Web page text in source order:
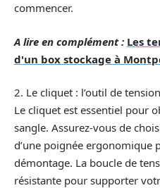
commencer.
A lire en complément : Les
d'un box stockage à
2. Le cliquet : l’outil de tension
Le cliquet est essentiel pour
sangle. Assurez-vous de
d’une poignée ergonomique
démontage. La boucle de
résistante pour supporter